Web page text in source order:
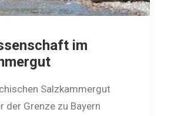
im
Salzkammergut
der Grenze zu Bayern